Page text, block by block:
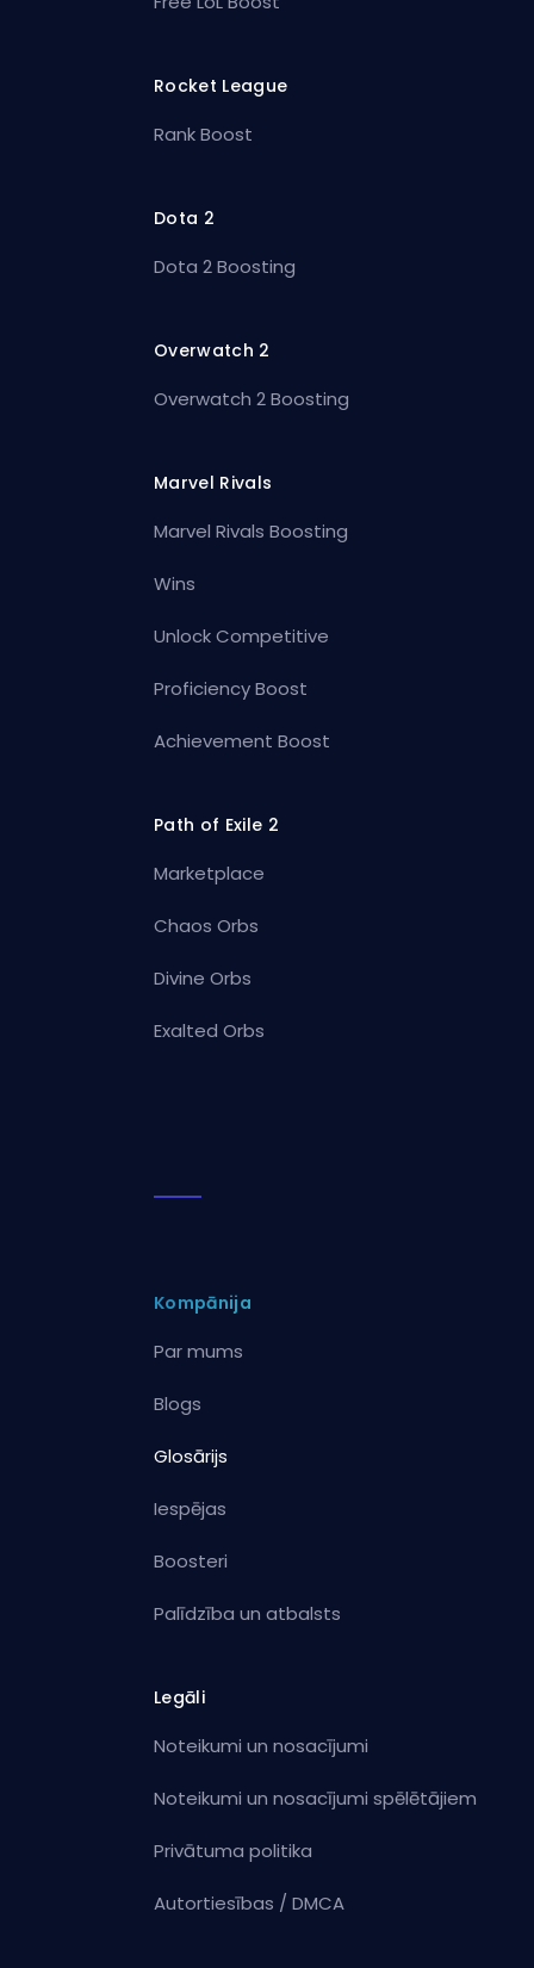
Rocket League
Rank Boost
Dota 2
Dota 2 Boosting
Overwatch 2
Overwatch 2 Boosting
Marvel Rivals
Marvel Rivals Boosting
Wins
Unlock Competitive
Proficiency Boost
Achievement Boost
Path of Exile 2
Marketplace
Chaos Orbs
Divine Orbs
Exalted Orbs
Kompānija
Par mums
Blogs
Glosārijs
Iespējas
Boosteri
Palīdzība un atbalsts
Legāli
Noteikumi un nosacījumi
Noteikumi un nosacījumi spēlētājiem
Privātuma politika
Autortiesības / DMCA